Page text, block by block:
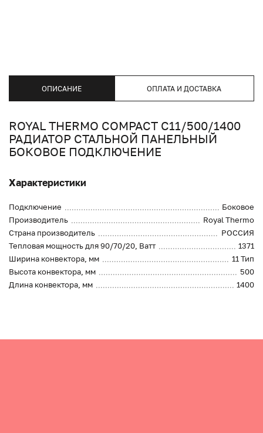
ОПИСАНИЕ ОПЛАТА И ДОСТАВКА
ROYAL THERMO COMPACT C11/500/1400
РАДИАТОР СТАЛЬНОЙ ПАНЕЛЬНЫЙ
БОКОВОЕ ПОДКЛЮЧЕНИЕ
Характеристики
Подключение
Боковое
Производитель
Royal Thermo
Страна производитель
РОССИЯ
Тепловая мощность для 90/70/20, Ватт
1371
Ширина конвектора, мм
11 Тип
Высота конвектора, мм
500
Длина конвектора, мм
1400